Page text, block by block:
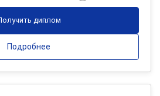
диплом
Подробнее